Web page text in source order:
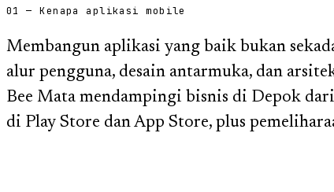
01 — Kenapa aplikasi mobile
Membangun aplikasi yang baik bukan
alur pengguna, desain antarmuka, dan
Bee Mata mendampingi bisnis di Depok
di Play Store dan App Store, plus